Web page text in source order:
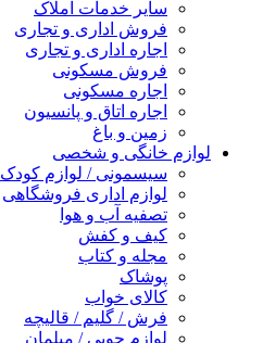
سایر خدمات املاک
فروش اداری و تجاری
اجاره اداری و تجاری
فروش مسکونی
اجاره مسکونی
اجاره اتاق و پانسیون
زمین و باغ
لوازم خانگی و شخصی
سیسمونی / لوازم کودک
لوازم اداری فروشگاهی
تصفیه آب و هوا
کیف و کفش
مجله و کتاب
پوشاک
کالای خواب
فرش / گلیم / قالیچه
لوازم چوبی / مبلمان